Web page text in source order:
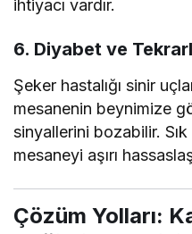
ihtiyacı vardır.
6. Diyabet ve
Şeker hastalığı sinir
mesanenin beynimize
sinyallerini bozabilir.
mesaneyi aşırı
Çözüm Yolları: